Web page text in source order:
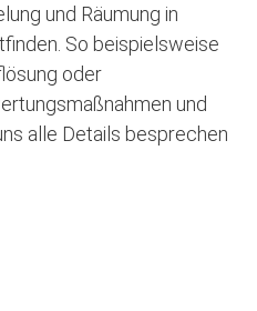
und Räumung in
So beispielsweise
oder
und
alle Details besprechen